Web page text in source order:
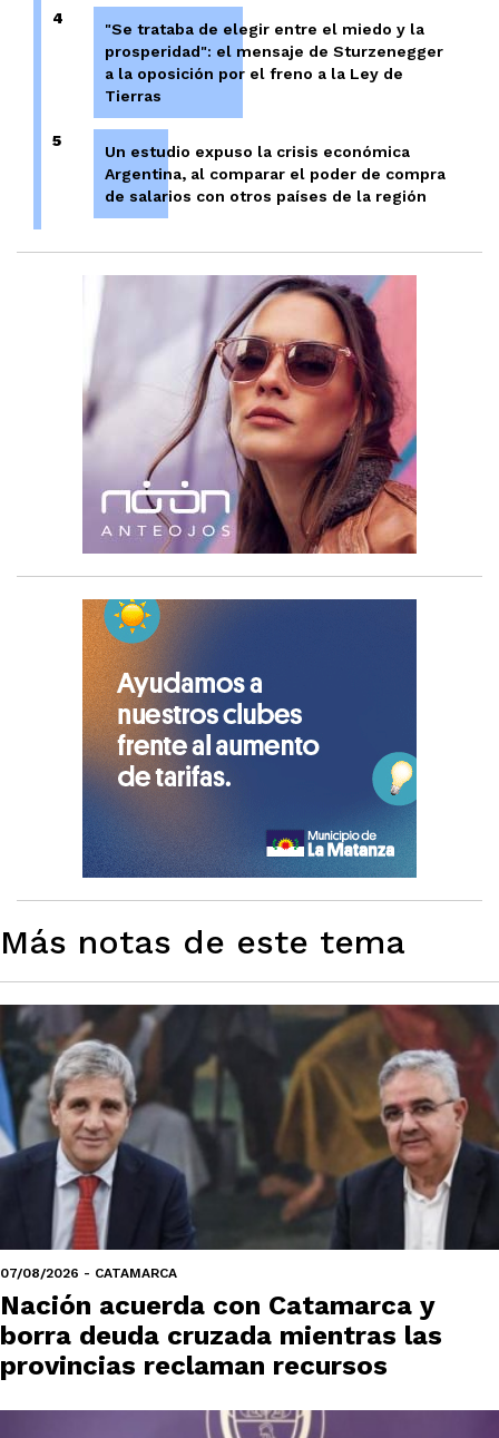
4
"Se trataba de elegir entre el miedo y la
prosperidad": el mensaje de Sturzenegger
a la oposición por el freno a la Ley de
Tierras
5
Un estudio expuso la crisis económica
Argentina, al comparar el poder de compra
de salarios con otros países de la región
Más notas de este tema
07/08/2026 - CATAMARCA
Nación acuerda con Catamarca y
borra deuda cruzada mientras las
provincias reclaman recursos